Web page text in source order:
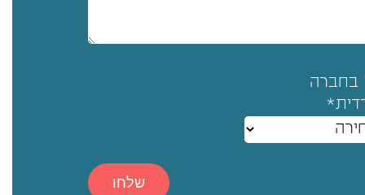
בחברה